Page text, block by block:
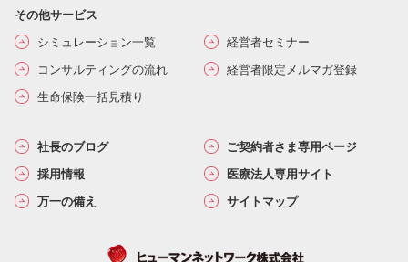
その他サービス
シミュレーション一覧
経営者セミナー
コンサルティングの流れ
経営者限定メルマガ登録
生命保険一括見積り
社長のブログ
ご契約者さま専用ページ
採用情報
医療法人専用サイト
万一の備え
サイトマップ